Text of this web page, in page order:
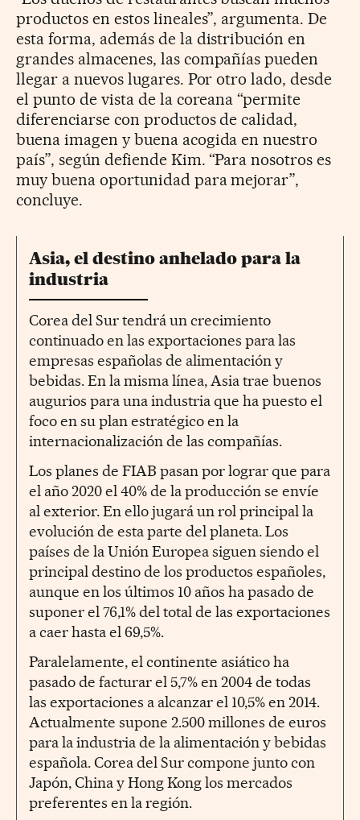
productos en estos lineales”, argumenta. De
esta forma, además de la distribución en
grandes almacenes, las compañías pueden
llegar a nuevos lugares. Por otro lado, desde
el punto de vista de la coreana “permite
diferenciarse con productos de calidad,
buena imagen y buena acogida en nuestro
país”, según defiende Kim. “Para nosotros es
muy buena oportunidad para mejorar”,
concluye.
Asia, el destino anhelado para la
industria
Corea del Sur tendrá un crecimiento
continuado en las exportaciones para las
empresas españolas de alimentación y
bebidas. En la misma línea, Asia trae buenos
augurios para una industria que ha puesto el
foco en su plan estratégico en la
internacionalización de las compañías.
Los planes de FIAB pasan por lograr que para
el año 2020 el 40% de la producción se envíe
al exterior. En ello jugará un rol principal la
evolución de esta parte del planeta. Los
países de la Unión Europea siguen siendo el
principal destino de los productos españoles,
aunque en los últimos 10 años ha pasado de
suponer el 76,1% del total de las exportaciones
a caer hasta el 69,5%.
Paralelamente, el continente asiático ha
pasado de facturar el 5,7% en 2004 de todas
las exportaciones a alcanzar el 10,5% en 2014.
Actualmente supone 2.500 millones de euros
para la industria de la alimentación y bebidas
española. Corea del Sur compone junto con
Japón, China y Hong Kong los mercados
preferentes en la región.